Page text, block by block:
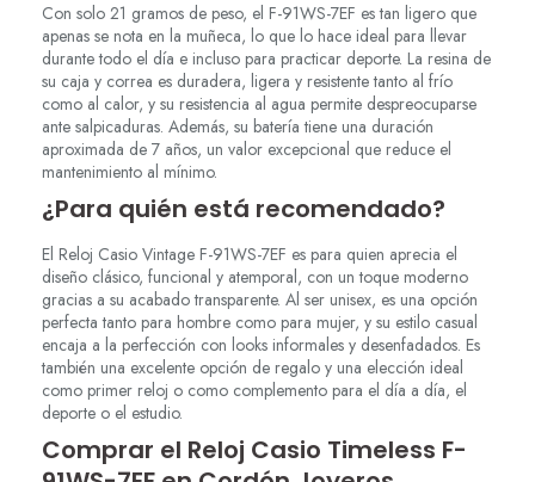
Con solo 21 gramos de peso, el F-91WS-7EF es tan ligero que
apenas se nota en la muñeca, lo que lo hace ideal para llevar
durante todo el día e incluso para practicar deporte. La resina de
su caja y correa es duradera, ligera y resistente tanto al frío
como al calor, y su resistencia al agua permite despreocuparse
ante salpicaduras. Además, su batería tiene una duración
aproximada de 7 años, un valor excepcional que reduce el
mantenimiento al mínimo.
¿Para quién está recomendado?
El Reloj Casio Vintage F-91WS-7EF es para quien aprecia el
diseño clásico, funcional y atemporal, con un toque moderno
gracias a su acabado transparente. Al ser unisex, es una opción
perfecta tanto para hombre como para mujer, y su estilo casual
encaja a la perfección con looks informales y desenfadados. Es
también una excelente opción de regalo y una elección ideal
como primer reloj o como complemento para el día a día, el
deporte o el estudio.
Comprar el Reloj Casio Timeless F-